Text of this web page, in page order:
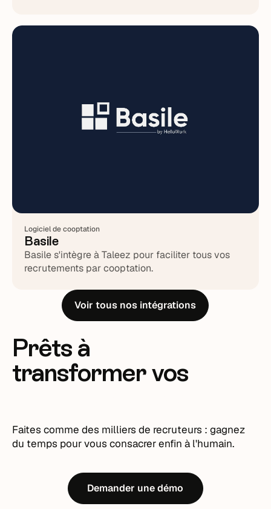
Logiciel de cooptation
Basile
Basile s'intègre à Taleez pour faciliter tous vos
recrutements par cooptation.
Voir tous nos intégrations
Prêts à
transformer vos
Faites comme des milliers de recruteurs : gagnez
du temps pour vous consacrer enfin à l'humain.
Demander une démo